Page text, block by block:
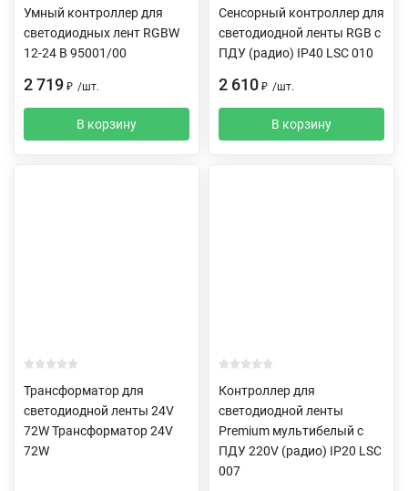
Умный контроллер для
светодиодных лент RGBW
12-24 В 95001/00
2 719 ₽ /шт.
В корзину
Сенсорный контроллер для
светодиодной ленты RGB с
ПДУ (радио) IP40 LSC 010
2 610 ₽ /шт.
В корзину
Трансформатор для
светодиодной ленты 24V
72W Трансформатор 24V
72W
Контроллер для
светодиодной ленты
Premium мультибелый с
ПДУ 220V (радио) IP20 LSC
007